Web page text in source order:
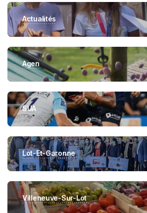
Actualités
Agen
SUA
Lot-Et-Garonne
Villeneuve-Sur-Lot